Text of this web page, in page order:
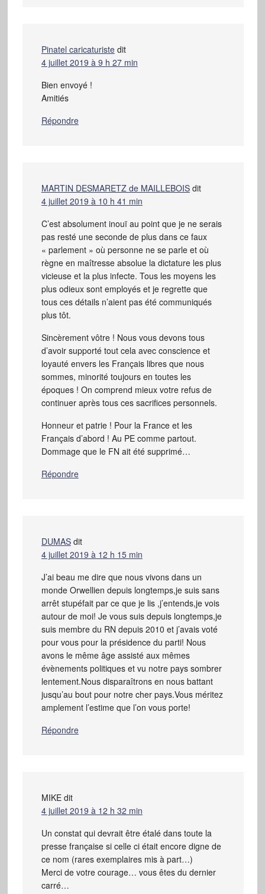
Pinatel caricaturiste dit
4 juillet 2019 à 9 h 27 min
Bien envoyé !
Amitiés
Répondre
MARTIN DESMARETZ de MAILLEBOIS dit
4 juillet 2019 à 10 h 41 min
C’est absolument inouï au point que je ne serais
pas resté une seconde de plus dans ce faux
« parlement » où personne ne se parle et où
règne en maîtresse absolue la dictature les plus
vicieuse et la plus infecte. Tous les moyens les
plus odieux sont employés et je regrette que
tous ces détails n’aient pas été communiqués
plus tôt.
Sincèrement vôtre ! Nous vous devons tous
d’avoir supporté tout cela avec conscience et
loyauté envers les Français libres que nous
sommes, minorité toujours en toutes les
époques ! On comprend mieux votre refus de
continuer après tous ces sacrifices personnels.
Honneur et patrie ! Pour la France et les
Français d’abord ! Au PE comme partout.
Dommage que le FN ait été supprimé…
Répondre
DUMAS dit
4 juillet 2019 à 12 h 15 min
J’ai beau me dire que nous vivons dans un
monde Orwellien depuis longtemps,je suis sans
arrêt stupéfait par ce que je lis ,j’entends,je vois
autour de moi! Je vous suis depuis longtemps,je
suis membre du RN depuis 2010 et j’avais voté
pour vous pour la présidence du parti! Nous
avons le même âge assisté aux mêmes
évènements politiques et vu notre pays sombrer
lentement.Nous disparaîtrons en nous battant
jusqu’au bout pour notre cher pays.Vous méritez
amplement l’estime que l’on vous porte!
Répondre
MIKE dit
4 juillet 2019 à 12 h 32 min
Un constat qui devrait être étalé dans toute la
presse française si celle ci était encore digne de
ce nom (rares exemplaires mis à part…)
Merci de votre courage… vous êtes du dernier
carré…